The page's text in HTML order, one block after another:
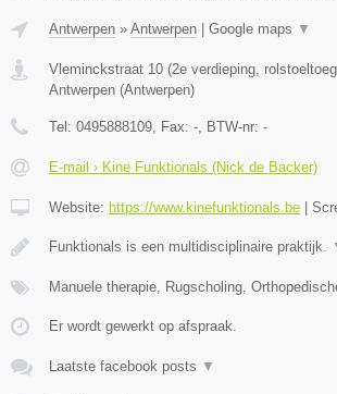
Antwerpen » Antwerpen Google maps ▼
Vleminckstraat 10 (2e verdieping,
Antwerpen (Antwerpen)
Tel: 0495888109, Fax: -, BTW-nr: -
E-mail › Kine Funktionals (Nick de Backer)
Website: https://www.kinefunktionals.be
Funktionals is een multidisciplinaire praktijk.
Manuele therapie, Rugscholing,
Er wordt gewerkt op afspraak.
Laatste facebook posts ▼